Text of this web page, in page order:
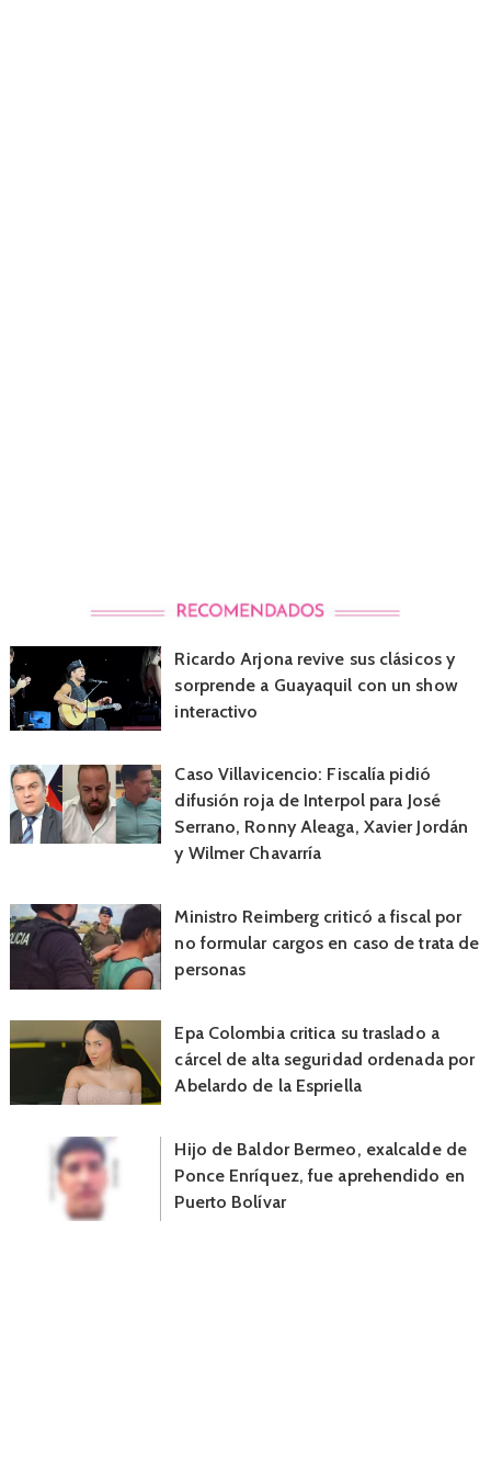
Ricardo Arjona revive sus clásicos y
sorprende a Guayaquil con un show
interactivo
Caso Villavicencio: Fiscalía pidió
difusión roja de Interpol para José
Serrano, Ronny Aleaga, Xavier Jordán
y Wilmer Chavarría
Ministro Reimberg criticó a fiscal por
no formular cargos en caso de trata de
personas
Epa Colombia critica su traslado a
cárcel de alta seguridad ordenada por
Abelardo de la Espriella
Hijo de Baldor Bermeo, exalcalde de
Ponce Enríquez, fue aprehendido en
Puerto Bolívar